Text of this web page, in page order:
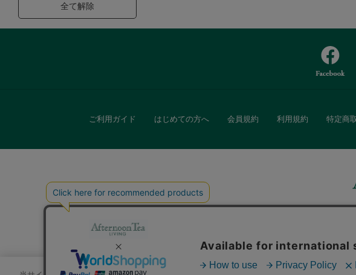
全て解除
ご利用ガイド はじめての方へ 会員規約 利用規約 特定商
また、ギフトセット
「ソーシャ